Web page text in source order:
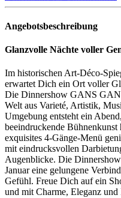
Angebotsbeschreibung
Glanzvolle Nächte voller
Im historischen Art-Déco-
erwartet Dich ein Ort voller
Die Dinnershow GANS
Welt aus Varieté, Artistik,
Umgebung entsteht ein
beeindruckende
exquisites 4-Gänge-Menü
mit eindrucksvollen
Augenblicke. Die
Januar eine gelungene
Gefühl. Freue Dich auf ein
und mit Charme, Eleganz und